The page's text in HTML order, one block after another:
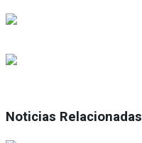
Noticias Relacionadas